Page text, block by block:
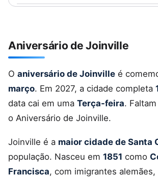
Aniversário de Joinville
O aniversário de Joinville é
março. Em 2027, a cidade completa
data cai em uma Terça-feira. Faltam
o Aniversário de Joinville.
Joinville é a maior cidade de Santa
população. Nasceu em 1851 como
Francisca, com imigrantes alemães,